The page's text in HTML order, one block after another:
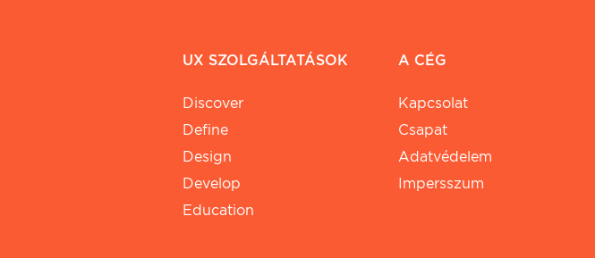
UX SZOLGÁLTATÁSOK
Discover
Define
Design
Develop
Education
A CÉG
Kapcsolat
Csapat
Adatvédelem
Impersszum